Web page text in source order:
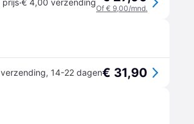
prijs·€ 4,00 verzending
Of € 9,00/mnd.
, 14-22 dagen€ 31,90